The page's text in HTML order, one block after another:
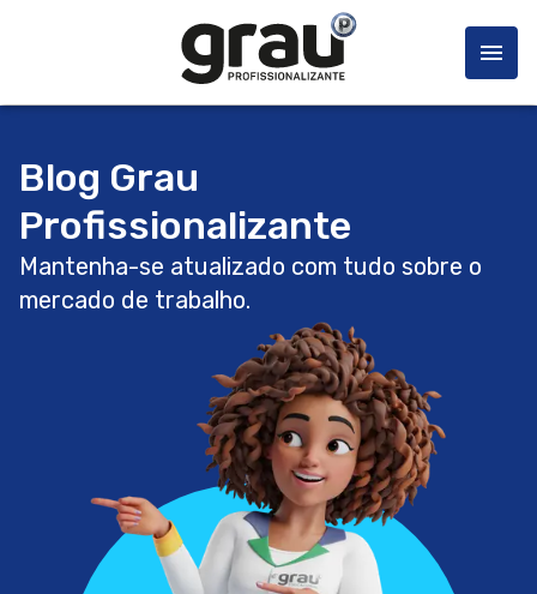
Blog Grau
Profissionalizante
Mantenha-se atualizado com tudo sobre o
mercado de trabalho.